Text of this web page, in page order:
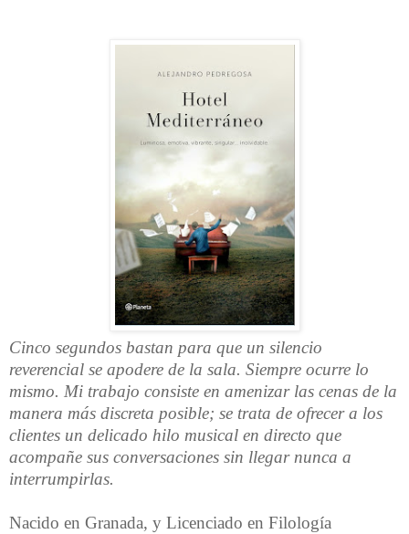
Cinco segundos bastan para que un silencio
reverencial se apodere de la sala. Siempre ocurre lo
mismo. Mi trabajo consiste en amenizar las cenas de la
manera más discreta posible; se trata de ofrecer a los
clientes un delicado hilo musical en directo que
acompañe sus conversaciones sin llegar nunca a
interrumpirlas.
Nacido en Granada, y Licenciado en Filología